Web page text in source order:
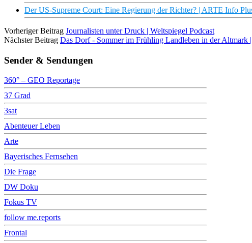
Der US-Supreme Court: Eine Regierung der Richter? | ARTE Info
Vorheriger Beitrag Journalisten unter Druck | Weltspiegel Podcast
Nächster Beitrag Das Dorf - Sommer im Frühling Landleben in der
Sender & Sendungen
360° – GEO Reportage
37 Grad
3sat
Abenteuer Leben
Arte
Bayerisches Fernsehen
Die Frage
DW Doku
Fokus TV
follow me.reports
Frontal